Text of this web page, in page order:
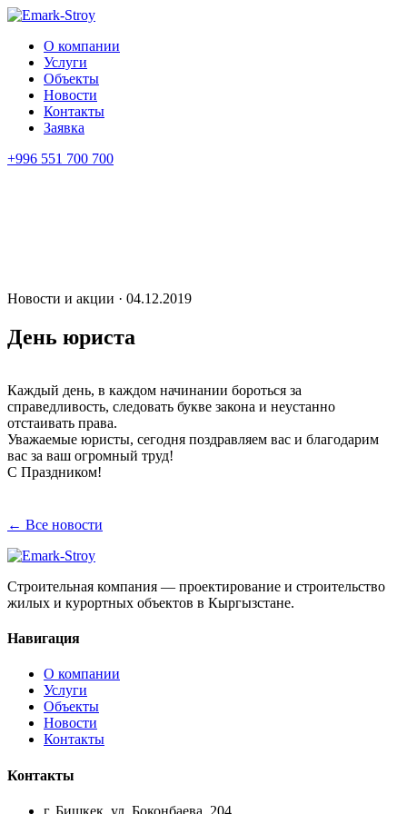
О компании
Услуги
Объекты
Новости
Контакты
Заявка
+996 551 700 700
Новости и акции · 04.12.2019
День юриста
Каждый день, в каждом начинании бороться за
справедливость, следовать букве закона и неустанно
отстаивать права.
Уважаемые юристы, сегодня поздравляем вас и благодарим
вас за ваш огромный труд!
С Праздником!
← Все новости
Строительная компания — проектирование и строительство
жилых и курортных объектов в Кыргызстане.
Навигация
О компании
Услуги
Объекты
Новости
Контакты
Контакты
г. Бишкек, ул. Боконбаева, 204